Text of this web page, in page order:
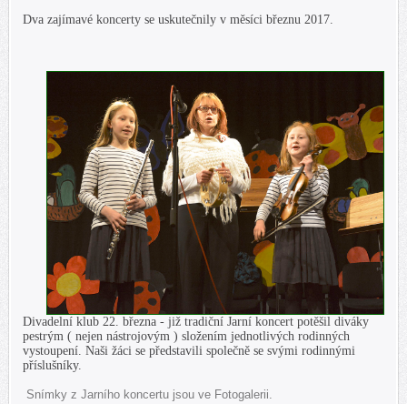
Dva zajímavé koncerty se uskutečnily v měsíci březnu 2017.
Divadelní klub 22. března - již tradiční Jarní koncert potěšil diváky
pestrým ( nejen nástrojovým ) složením jednotlivých rodinných
vystoupení. Naši žáci se představili společně se svými rodinnými
příslušníky.
Snímky z Jarního koncertu jsou ve Fotogalerii.